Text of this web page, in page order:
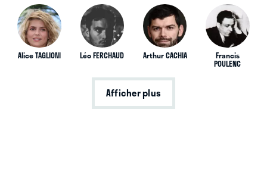
Alice TAGLIONI Léo FERCHAUD Arthur CACHIA Francis
POULENC
Afficher plus